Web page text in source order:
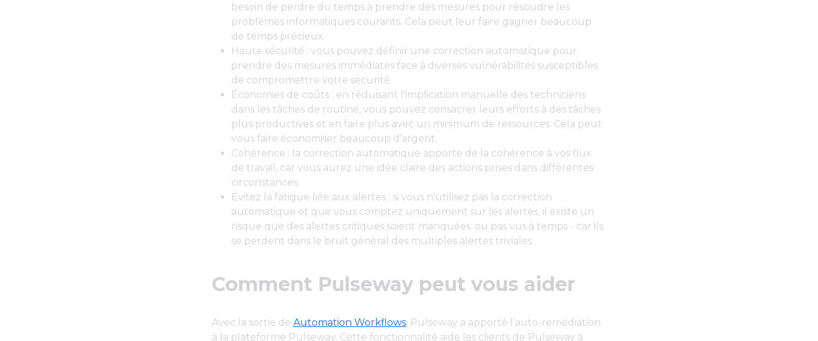
besoin de perdre du temps à prendre des mesures pour résoudre les
problèmes informatiques courants. Cela peut leur faire gagner beaucoup
de temps précieux.
Haute sécurité : vous pouvez définir une correction automatique pour
prendre des mesures immédiates face à diverses vulnérabilités susceptibles
de compromettre votre sécurité.
Économies de coûts : en réduisant l'implication manuelle des techniciens
dans les tâches de routine, vous pouvez consacrer leurs efforts à des tâches
plus productives et en faire plus avec un minimum de ressources. Cela peut
vous faire économiser beaucoup d’argent.
Cohérence : la correction automatique apporte de la cohérence à vos flux
de travail, car vous aurez une idée claire des actions prises dans différentes
circonstances.
Évitez la fatigue liée aux alertes : si vous n'utilisez pas la correction
automatique et que vous comptez uniquement sur les alertes, il existe un
risque que des alertes critiques soient manquées. ou pas vus à temps - car ils
se perdent dans le bruit général des multiples alertes triviales.
Comment Pulseway peut vous aider
Avec la sortie de Automation Workflows, Pulseway a apporté l'auto-remédiation
à la plateforme Pulseway. Cette fonctionnalité aide les clients de Pulseway à